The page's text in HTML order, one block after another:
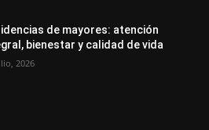
de mayores: atención
bienestar y calidad de vida
2026